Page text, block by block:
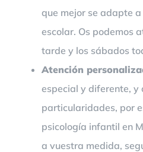
que mejor se adapte
escolar. Os podemos
tarde y los sábados
Atención
especial y diferente, y
particularidades, por
psicología infantil en
a vuestra medida,